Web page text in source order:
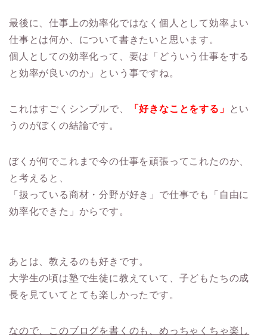
最後に、仕事上の効率化ではなく個人として効率よい
仕事とは何か、について書きたいと思います。
個人としての効率化って、要は「どういう仕事をする
と効率が良いのか」という事ですね。
これはすごくシンプルで、 「好きなことをする」
とい
うのがぼくの結論です。
ぼくが何でこれまで今の仕事を頑張ってこれたのか、
と考えると、
「扱っている商材・分野が好き」で仕事でも「自由に
効率化できた」からです。
あとは、教えるのも好きです。
大学生の頃は塾で生徒に教えていて、子どもたちの成
長を見ていてとても楽しかったです。
なので、このブログを書くのも、めっちゃくちゃ楽し